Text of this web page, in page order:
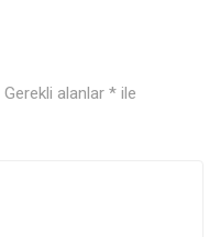
Gerekli alanlar * ile